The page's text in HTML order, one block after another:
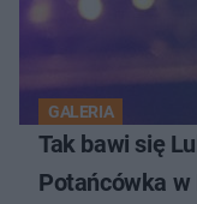
GALERIA
Tak bawi się
Potańcówka